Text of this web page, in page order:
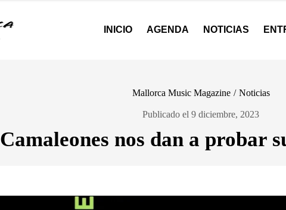
INICIO AGENDA NOTICIAS
Mallorca Music Magazine / Noticias
Publicado el 9 diciembre, 2023
Camaleones nos dan a probar